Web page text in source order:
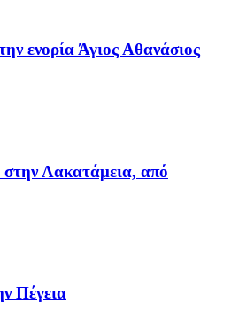
ενορία Άγιος Αθανάσιος
στην Λακατάμεια, από
Πέγεια